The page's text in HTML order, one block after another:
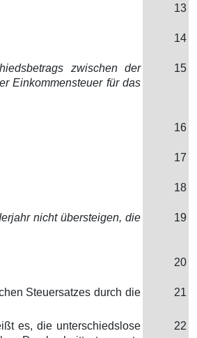
13
14
zwischen der
Einkommensteuer für das
15
16
17
18
nicht übersteigen, die
19
20
Steuersatzes durch die
21
es, die unterschiedslose
22